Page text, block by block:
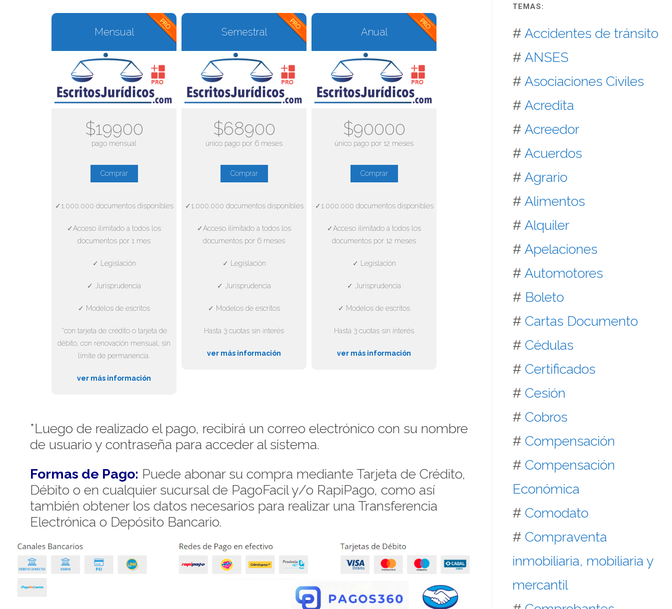
Mensual
$19900
pago mensual
Comprar
✓1.000.000 documentos disponibles
✓Acceso ilimitado a todos los
documentos por 1 mes
✓ Legislación
✓ Jurisprudencia
✓ Modelos de escritos
*con tarjeta de crédito o tarjeta de
débito, con renovación mensual, sin
límite de permanencia.
ver más información
Semestral
$68900
único pago por 6 meses
Comprar
✓1.000.000 documentos disponibles
✓Acceso ilimitado a todos los
documentos por 6 meses
✓ Legislación
✓ Jurisprudencia
✓ Modelos de escritos
Hasta 3 cuotas sin interés
ver más información
Anual
$90000
único pago por 12 meses
Comprar
✓1.000.000 documentos disponibles
✓Acceso ilimitado a todos los
documentos por 12 meses
✓ Legislación
✓ Jurisprudencia
✓ Modelos de escritos
Hasta 3 cuotas sin interés
ver más información
*Luego de realizado el pago, recibirá un correo electrónico con su nombre
de usuario y contraseña para acceder al sistema.
Formas de Pago: Puede abonar su compra mediante Tarjeta de Crédito,
Débito o en cualquier sucursal de PagoFacil y/o RapiPago, como así
también obtener los datos necesarios para realizar una Transferencia
Electrónica o Depósito Bancario.
TEMAS:
# Accidentes de tránsito
# ANSES
# Asociaciones Civiles
# Acredita
# Acreedor
# Acuerdos
# Agrario
# Alimentos
# Alquiler
# Apelaciones
# Automotores
# Boleto
#Cartas Documento
#Cédulas
#Certificados
#Cesión
#Cobros
#Compensación
#Compensación
Económica
#Comodato
#Compraventa
inmobiliaria, mobiliaria y
mercantil